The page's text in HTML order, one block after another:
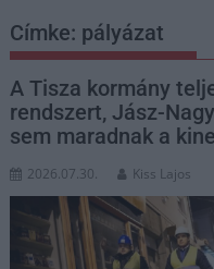
Címke: pályázat
A Tisza kormány
rendszert, Jász-
sem maradnak a
2026.07.30. Kiss Lajos